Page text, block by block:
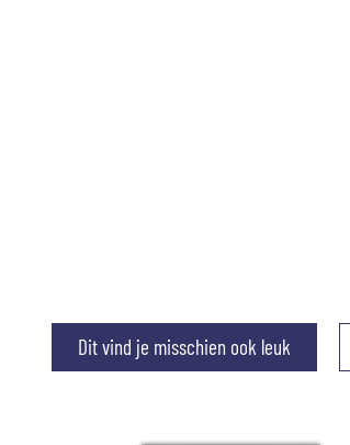
Dit vind je misschien ook leuk